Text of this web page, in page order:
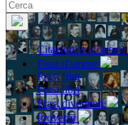
Citazioni e aforismi
Frasi d'amore
Frasi film
Frasi libri
Frasi divertenti
Proverbi